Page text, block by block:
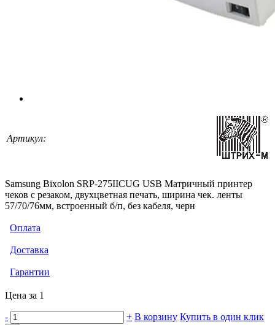
Артикул:
Samsung Bixolon SRP-275IIСUG USB Матричный принтер
чеков с резаком, двухцветная печать, ширина чек. ленты
57/70/76мм, встроенный б/п, без кабеля, черн
Оплата
Доставка
Гарантии
Цена за 1
- + В корзину Купить в один клик